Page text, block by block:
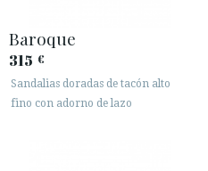
Baroque
315 €
Sandalias doradas de tacón alto
fino con adorno de lazo